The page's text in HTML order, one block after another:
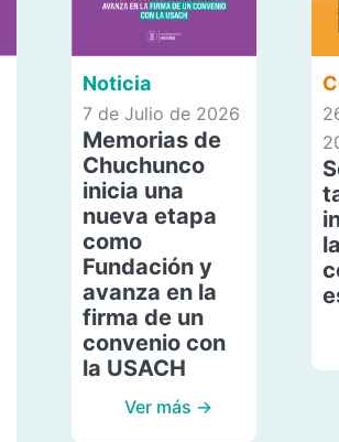
Noticia
7 de Julio de 2026
Memorias de
Chuchunco
inicia una
nueva etapa
como
Fundación y
avanza en la
firma de un
convenio con
la USACH
Ver más →